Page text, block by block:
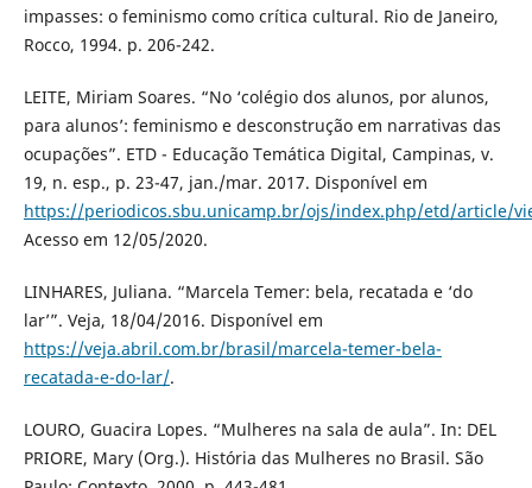
impasses: o feminismo como crítica cultural. Rio de Janeiro,
Rocco, 1994. p. 206-242.
LEITE, Miriam Soares. “No ‘colégio dos alunos, por alunos,
para alunos’: feminismo e desconstrução em narrativas das
ocupações”. ETD - Educação Temática Digital, Campinas, v.
19, n. esp., p. 23-47, jan./mar. 2017. Disponível em
https://periodicos.sbu.unicamp.br/ojs/index.php/etd/article/
Acesso em 12/05/2020.
LINHARES, Juliana. “Marcela Temer: bela, recatada e ‘do
lar’”. Veja, 18/04/2016. Disponível em
https://veja.abril.com.br/brasil/marcela-temer-bela-
recatada-e-do-lar/.
LOURO, Guacira Lopes. “Mulheres na sala de aula”. In: DEL
PRIORE, Mary (Org.). História das Mulheres no Brasil. São